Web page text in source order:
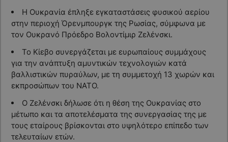
Η Ουκρανία έπληξε εγκαταστάσεις φυσικού αερίου
στην περιοχή Όρενμπουργκ της Ρωσίας, σύμφωνα με
τον Ουκρανό Πρόεδρο Βολοντίμιρ Ζελένσκι.
Το Κίεβο συνεργάζεται με ευρωπαίους συμμάχους
για την ανάπτυξη αμυντικών τεχνολογιών κατά
βαλλιστικών πυραύλων, με τη συμμετοχή 13 χωρών και
εκπροσώπων του ΝΑΤΟ.
Ο Ζελένσκι δήλωσε ότι η θέση της Ουκρανίας στο
μέτωπο και τα αποτελέσματα της συνεργασίας της με
τους εταίρους βρίσκονται στο υψηλότερο επίπεδο των
τελευταίων ετών.